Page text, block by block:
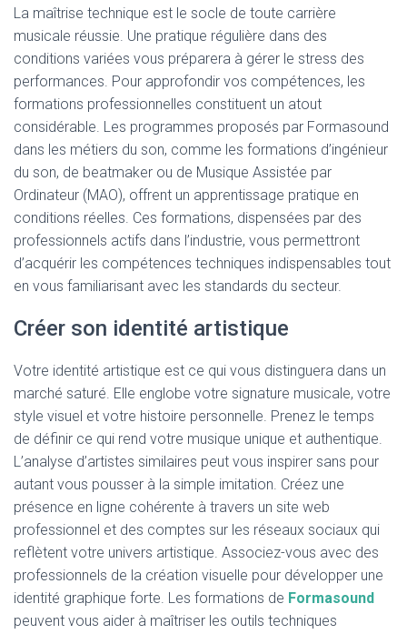
La maîtrise technique est le socle de toute carrière
musicale réussie. Une pratique régulière dans des
conditions variées vous préparera à gérer le stress des
performances. Pour approfondir vos compétences, les
formations professionnelles constituent un atout
considérable. Les programmes proposés par Formasound
dans les métiers du son, comme les formations d’ingénieur
du son, de beatmaker ou de Musique Assistée par
Ordinateur (MAO), offrent un apprentissage pratique en
conditions réelles. Ces formations, dispensées par des
professionnels actifs dans l’industrie, vous permettront
d’acquérir les compétences techniques indispensables tout
en vous familiarisant avec les standards du secteur.
Créer son identité artistique
Votre identité artistique est ce qui vous distinguera dans un
marché saturé. Elle englobe votre signature musicale, votre
style visuel et votre histoire personnelle. Prenez le temps
de définir ce qui rend votre musique unique et authentique.
L’analyse d’artistes similaires peut vous inspirer sans pour
autant vous pousser à la simple imitation. Créez une
présence en ligne cohérente à travers un site web
professionnel et des comptes sur les réseaux sociaux qui
reflètent votre univers artistique. Associez-vous avec des
professionnels de la création visuelle pour développer une
identité graphique forte. Les formations de Formasound
peuvent vous aider à maîtriser les outils techniques